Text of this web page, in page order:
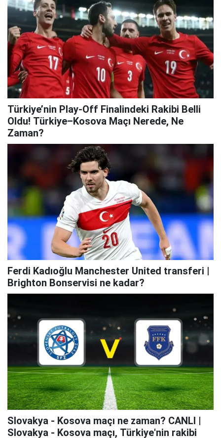
Türkiye’nin Play-Off Finalindeki Rakibi Belli
Oldu! Türkiye–Kosova Maçı Nerede, Ne
Zaman?
Ferdi Kadıoğlu Manchester United transferi |
Brighton Bonservisi ne kadar?
Slovakya - Kosova maçı ne zaman? CANLI |
Slovakya - Kosova maçı, Türkiye'nin rakibi